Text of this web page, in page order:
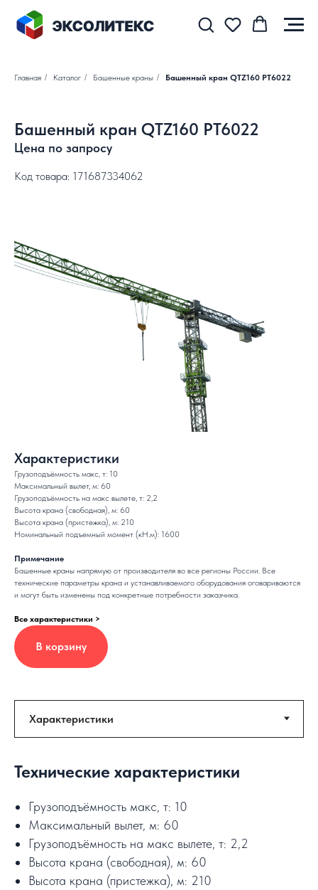
Главная / Каталог / Башенные краны / Башенный кран QTZ160 PT6022
Башенный кран QTZ160 PT6022
Цена по запросу
Код товара: 171687334062
Характеристики
Грузоподъёмность макс, т: 10
Максимальный вылет, м: 60
Грузоподъёмность на макс вылете, т: 2,2
Высота крана (свободная), м: 60
Высота крана (пристежка), м: 210
Номинальный подъемный момент (кН.м): 1600
Примечание
Башенные краны напрямую от производителя во все регионы России. Все
технические параметры крана и устанавливаемого оборудования оговариваются
и могут быть изменены под конкретные потребности заказчика.
Все характеристики >
В корзину
Технические характеристики
Грузоподъёмность макс, т: 10
Максимальный вылет, м: 60
Грузоподъёмность на макс вылете, т: 2,2
Высота крана (свободная), м: 60
Высота крана (пристежка), м: 210